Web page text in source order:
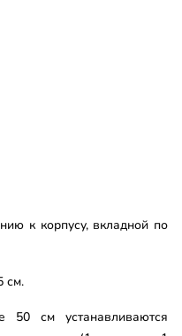
к корпусу, вкладной по
см.
см устанавливаются